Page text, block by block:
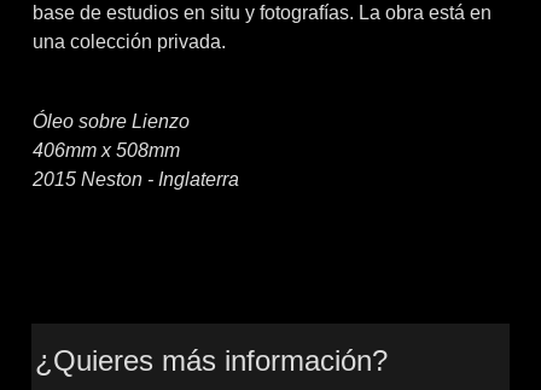
base de estudios en situ y fotografías. La obra está en
una colección privada.
Óleo sobre Lienzo
406mm x 508mm
2015 Neston - Inglaterra
¿Quieres más información?